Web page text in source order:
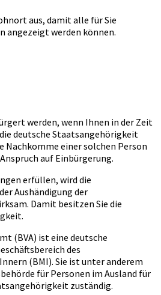
aus, damit alle für Sie
werden können.
werden, wenn Ihnen in der Zeit
deutsche Staatsangehörigkeit
Nachkomme einer solchen Person
auf Einbürgerung.
erfüllen, wird die
Aushändigung der
Damit besitzen Sie die
(BVA) ist eine deutsche
des
(BMI). Sie ist unter anderem
für Personen im Ausland für
zuständig.